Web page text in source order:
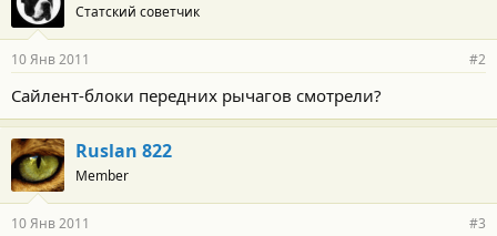
Статский советчик
10 Янв 2011 #2
Сайлент-блоки передних рычагов смотрели?
Ruslan 822
Member
10 Янв 2011 #3